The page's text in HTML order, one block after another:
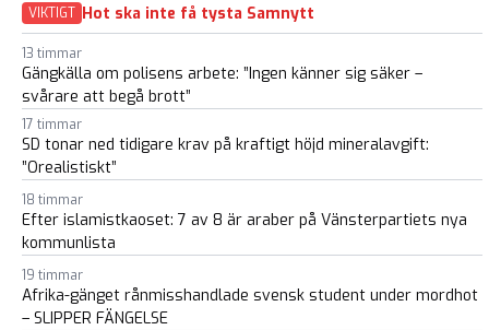
VIKTIGT Hot ska inte få tysta Samnytt
13 timmar
Gängkälla om polisens arbete: ”Ingen känner sig säker –
svårare att begå brott”
17 timmar
SD tonar ned tidigare krav på kraftigt höjd mineralavgift:
”Orealistiskt”
18 timmar
Efter islamistkaoset: 7 av 8 är araber på Vänsterpartiets nya
kommunlista
19 timmar
Afrika-gänget rånmisshandlade svensk student under mordhot
– SLIPPER FÄNGELSE